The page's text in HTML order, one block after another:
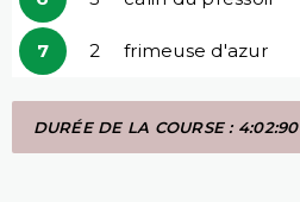
7 2 frimeuse d'azur
DURÉE DE LA COURSE : 4:02:90